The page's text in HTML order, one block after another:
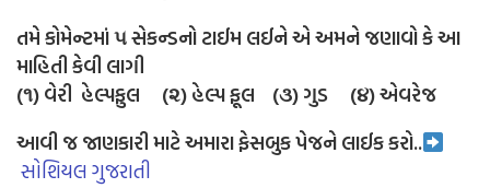
તમે કોમેન્ટમાં ૫ સેકન્ડનો ટાઈમ લઈને એ અમને જણાવો કે આ
માહિતી કેવી લાગી
(૧) વેરી હેલ્પફુલ (૨) હેલ્પ ફૂલ (૩) ગુડ (૪) એવરેજ
આવી જ જાણકારી માટે અમારા ફેસબુક પેજને લાઈક કરો..
સોશિયલ ગુજરાતી